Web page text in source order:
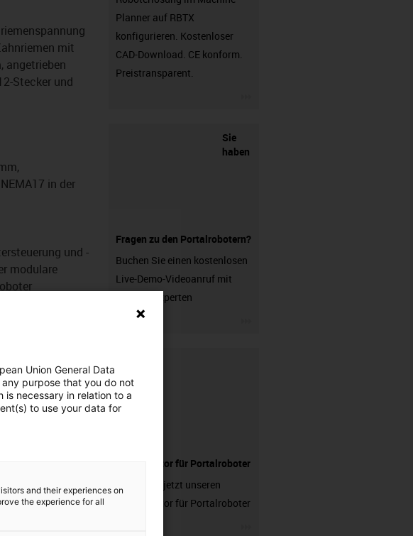
mit
angetrieben
Stecker und
in der
und -
modulare
mit allen ihren
eingebunden
weniger
bezogen
zu betreiben.
Master-
für den Delta
Planner auf RBTX
konfigurieren. Kostenloser
CAD-Download. CE konform.
Preistransparent.
Sie
haben
Fragen zu den Portalrobotern?
Buchen Sie einen kostenlosen
Live-Demo-Videoanruf mit
unseren Experten
Konfigurator für Portalroboter
Testen Sie jetzt unseren
Konfigurator für Portalroboter
Union General Data
any purpose that you do not
necessary in relation to a
to use your data for
and their experiences on
the experience for all